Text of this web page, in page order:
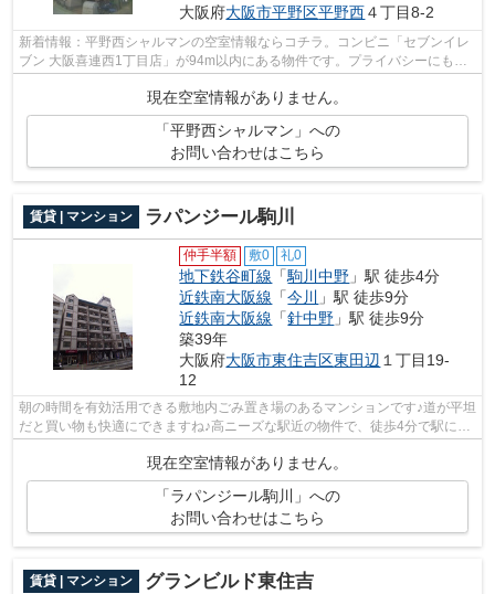
大阪府大阪市平野区平野西４丁目8-2
新着情報：平野西シャルマンの空室情報ならコチラ。コンビニ「セブンイレ
ブン 大阪喜連西1丁目店」が94m以内にある物件です。プライバシーにも配
現在空室情報がありません。
「平野西シャルマン」への
お問い合わせはこちら
賃貸 | マンション ラパンジール駒川
仲手半額 敷0 礼0
地下鉄谷町線 「駒川中野 」駅 徒歩4分
近鉄南大阪線 「今川
」駅 徒歩9分
近鉄南大阪線 「針中野 」駅 徒歩9分
築39年
大阪府大阪市東住吉区東田辺 １丁目19-
12
朝の時間を有効活用できる敷地内ごみ置き場のあるマンションです♪道が平坦
だと買い物も快適にできますね♪高ニーズな駅近の物件で、徒歩4分で駅に行
くことができます♪物件の周辺に2駅あ...
現在空室情報がありません。
「ラパンジール駒川」への
お問い合わせはこちら
賃貸 | マンション グランビルド東住吉